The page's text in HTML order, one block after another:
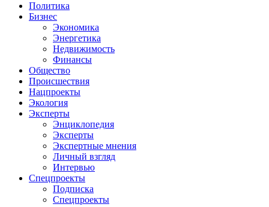
Политика
Бизнес
Экономика
Энергетика
Недвижимость
Финансы
Общество
Происшествия
Нацпроекты
Экология
Эксперты
Энциклопедия
Эксперты
Экспертные мнения
Личный взгляд
Интервью
Спецпроекты
Подписка
Спецпроекты